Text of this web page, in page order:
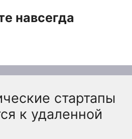
навсегда
стартапы
к удаленной